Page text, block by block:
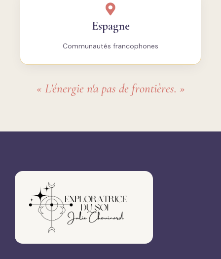
Espagne
Communautés francophones
« L'énergie n'a pas de frontières. »